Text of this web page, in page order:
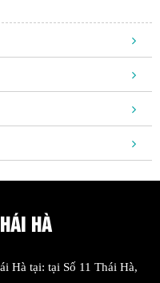
HÀ
Hà tại: tại Số 11 Thái Hà,